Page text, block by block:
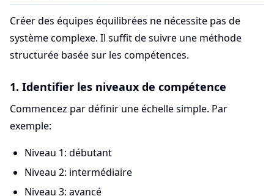
Créer des équipes équilibrées ne nécessite pas de
système complexe. Il suffit de suivre une méthode
structurée basée sur les compétences.
1. Identifier les niveaux de compétence
Commencez par définir une échelle simple. Par
exemple:
Niveau 1: débutant
Niveau 2: intermédiaire
Niveau 3: avancé